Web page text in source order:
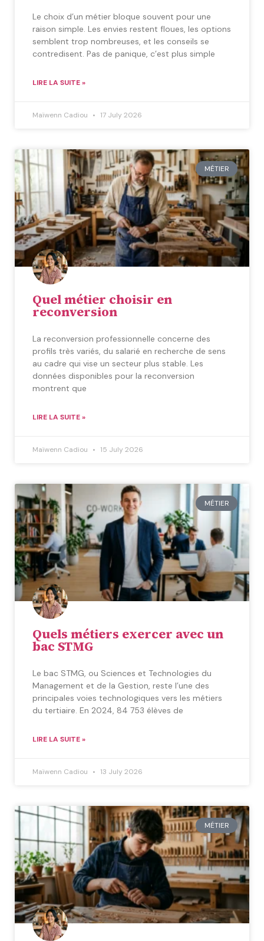
Le choix d’un métier bloque souvent pour une
raison simple. Les envies restent floues, les options
semblent trop nombreuses, et les conseils se
contredisent. Pas de panique, c’est plus simple
LIRE LA SUITE »
Maïwenn Cadiou 17 July 2026
MÉTIER
Quel métier choisir en
reconversion
La reconversion professionnelle concerne des
profils très variés, du salarié en recherche de sens
au cadre qui vise un secteur plus stable. Les
données disponibles pour la reconversion
montrent que
LIRE LA SUITE »
Maïwenn Cadiou 15 July 2026
MÉTIER
Quels métiers exercer avec un
bac STMG
Le bac STMG, ou Sciences et Technologies du
Management et de la Gestion, reste l’une des
principales voies technologiques vers les métiers
du tertiaire. En 2024, 84 753 élèves de
LIRE LA SUITE »
Maïwenn Cadiou 13 July 2026
MÉTIER